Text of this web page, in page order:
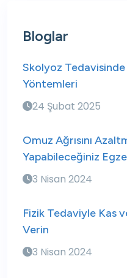
Bloglar
Skolyoz Tedavisinde
Yöntemleri
24 Şubat 2025
Omuz Ağrısını
Yapabileceğiniz
3 Nisan 2024
Fizik Tedaviyle Kas
Verin
3 Nisan 2024